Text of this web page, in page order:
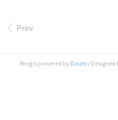
256/512 GB,
는 f1.79 4800
파이 이어폰단
커, 2개의 진동
Prev
Blog is powered by Daum / Designed